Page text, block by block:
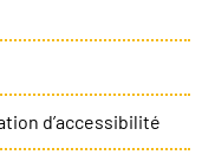
d’accessibilité